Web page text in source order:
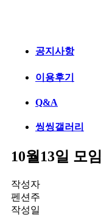
공지사항
이용후기
Q&A
씽씽갤러리
10월13일 모임
작성자
펜션주
작성일